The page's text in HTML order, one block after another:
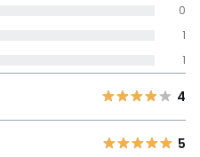
4
5
1
1
0
4
5